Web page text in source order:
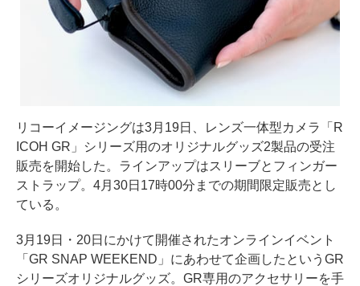
リコーイメージングは3月19日、レンズ一体型カメラ「R
ICOH GR」シリーズ用のオリジナルグッズ2製品の受注
販売を開始した。ラインアップはスリーブとフィンガー
ストラップ。4月30日17時00分までの期間限定販売とし
ている。
3月19日・20日にかけて開催されたオンラインイベント
「GR SNAP WEEKEND」にあわせて企画したというGR
シリーズオリジナルグッズ。GR専用のアクセサリーを手